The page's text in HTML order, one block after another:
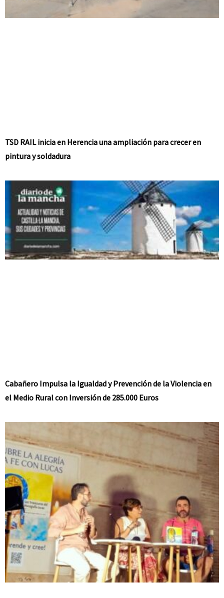
TSD RAIL inicia en Herencia una ampliación para crecer en
pintura y soldadura
Cabañero Impulsa la Igualdad y Prevención de la Violencia en
el Medio Rural con Inversión de 285.000 Euros